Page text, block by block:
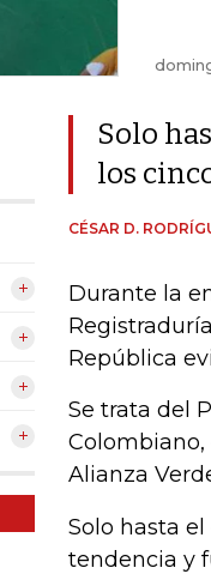
Solo
los
CÉSAR D.
Durante la
República
Se trata del
Alianza
Solo hasta
tendencia y